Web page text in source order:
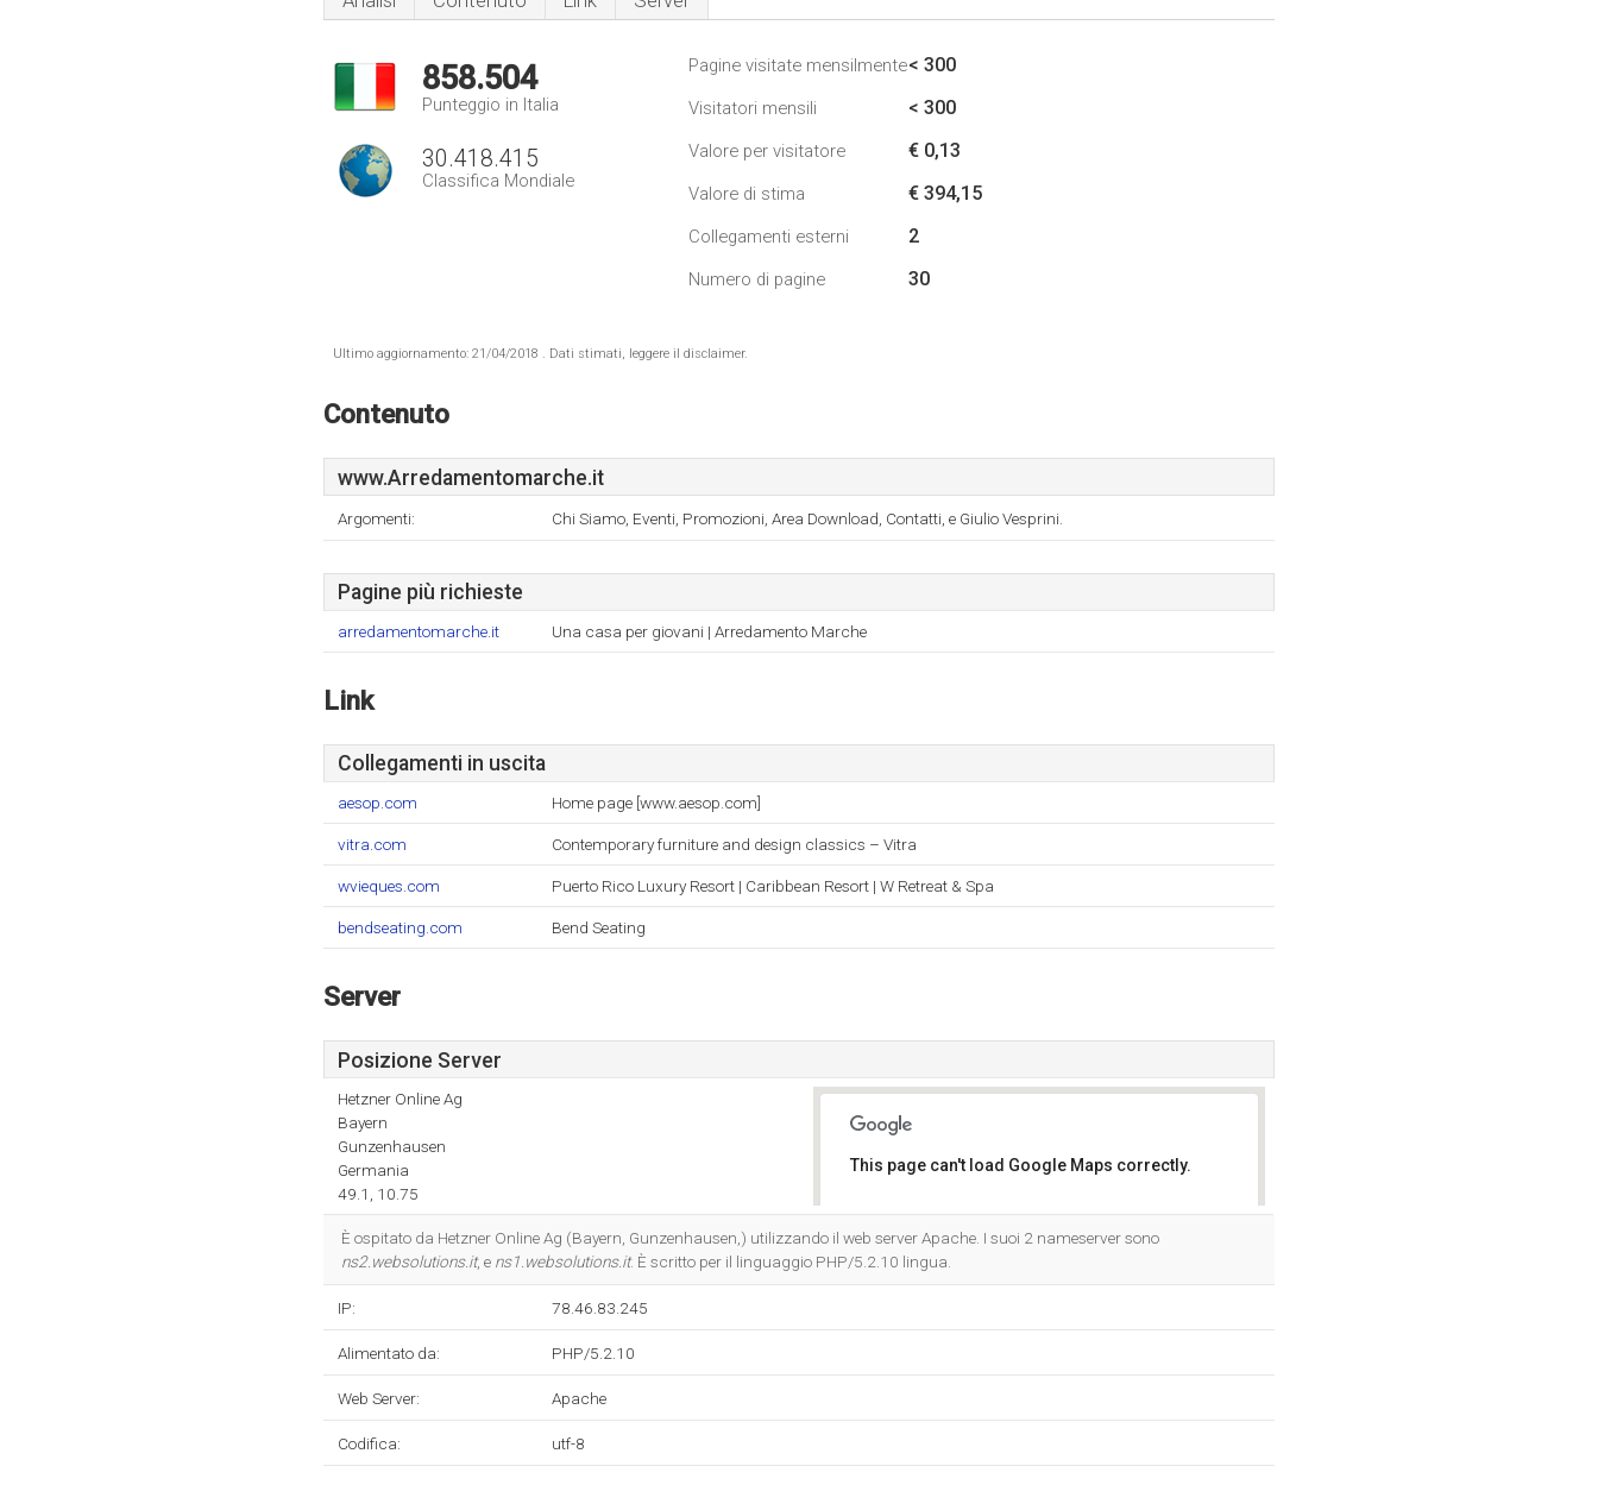
858.504
Punteggio in Italia
30.418.415
Classifica Mondiale
Pagine visitate mensilmente< 300
Visitatori mensili < 300
Valore per visitatore € 0,13
Valore di stima € 394,15
Collegamenti esterni 2
Numero di pagine 30
Ultimo aggiornamento: 21/04/2018 . Dati stimati, leggere il disclaimer.
Contenuto
www.Arredamentomarche.it
Argomenti: Chi Siamo, Eventi, Promozioni, Area Download, Contatti, e Giulio Vesprini.
Pagine più richieste
arredamentomarche.it Una casa per giovani | Arredamento Marche
Link
Collegamenti in uscita
aesop.com Home page [www.aesop.com]
vitra.com Contemporary furniture and design classics – Vitra
wvieques.com Puerto Rico Luxury Resort | Caribbean Resort | W Retreat & Spa
bendseating.com Bend Seating
Server
Posizione Server
Hetzner Online Ag
Bayern
Gunzenhausen
Germania
49.1, 10.75
This page can't load Google Maps correctly.
È ospitato da Hetzner Online Ag (Bayern, Gunzenhausen,) utilizzando il web server Apache. I suoi 2 nameserver sono
ns2.websolutions.it, e ns1.websolutions.it. È scritto per il linguaggio PHP/5.2.10 lingua.
IP: 78.46.83.245
Alimentato da: PHP/5.2.10
Web Server: Apache
Codifica: utf-8